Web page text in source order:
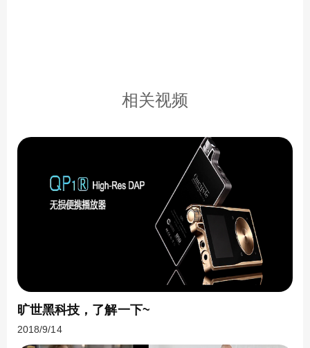
相关视频
旷世黑科技，了解一下~
2018/9/14